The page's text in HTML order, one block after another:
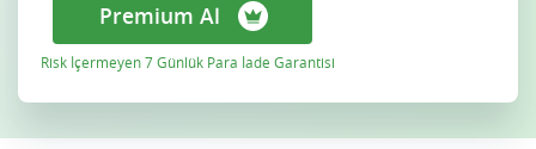
Premium Al
Risk İçermeyen 7 Günlük Para İade Garantisi